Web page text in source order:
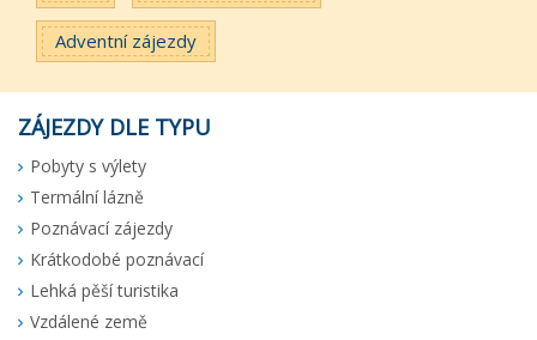
Adventní zájezdy
ZÁJEZDY DLE TYPU
Pobyty s výlety
Termální lázně
Poznávací zájezdy
Krátkodobé poznávací
Lehká pěší turistika
Vzdálené země